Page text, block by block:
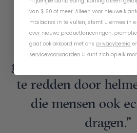
Sloten
"We hebben ons
genoemd met als
te redden door
die mensen ook
dragen."
van $ 60 of meer. Alleen voor nieuwe
mailadres in te vullen, stemt u ermee in
over nieuwe productlanceringen,
gaat ook akkoord met ons privacybeleid
servicevoorwaarden.U kunt zich op elk